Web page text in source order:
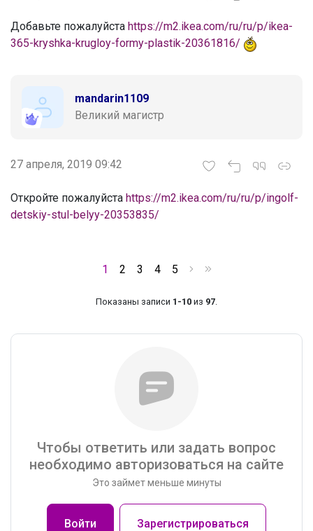
Добавьте пожалуйста https://m2.ikea.com/ru/ru/p/ikea-
365-kryshka-krugloy-formy-plastik-20361816/
mandarin1109
Великий магистр
27 апреля, 2019 09:42
Откройте пожалуйста https://m2.ikea.com/ru/ru/p/ingolf-
detskiy-stul-belyy-20353835/
1 2 3 4 5
Показаны записи 1-10 из 97
Чтобы ответить или задать вопрос
необходимо авторизоваться на сайте
Это займет меньше минуты
Войти Зарегистрироваться